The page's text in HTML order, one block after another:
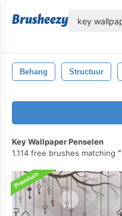
Behang Structuur
Key Wallpaper Penselen
1.114 free brushes matching